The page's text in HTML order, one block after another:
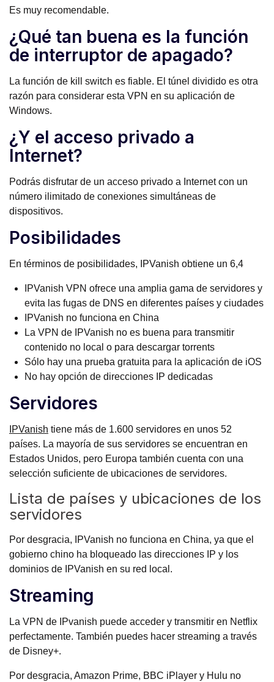
Es muy recomendable.
¿Qué tan buena es la función
de interruptor de apagado?
La función de kill switch es fiable. El túnel dividido es otra
razón para considerar esta VPN en su aplicación de
Windows.
¿Y el acceso privado a
Internet?
Podrás disfrutar de un acceso privado a Internet con un
número ilimitado de conexiones simultáneas de
dispositivos.
Posibilidades
En términos de posibilidades, IPVanish obtiene un 6,4
IPVanish VPN ofrece una amplia gama de servidores y
evita las fugas de DNS en diferentes países y ciudades
IPVanish no funciona en China
La VPN de IPVanish no es buena para transmitir
contenido no local o para descargar torrents
Sólo hay una prueba gratuita para la aplicación de iOS
No hay opción de direcciones IP dedicadas
Servidores
IPVanish tiene más de 1.600 servidores en unos 52
países. La mayoría de sus servidores se encuentran en
Estados Unidos, pero Europa también cuenta con una
selección suficiente de ubicaciones de servidores.
Lista de países y ubicaciones de los
servidores
Por desgracia, IPVanish no funciona en China, ya que el
gobierno chino ha bloqueado las direcciones IP y los
dominios de IPVanish en su red local.
Streaming
La VPN de IPvanish puede acceder y transmitir en Netflix
perfectamente. También puedes hacer streaming a través
de Disney+.
Por desgracia, Amazon Prime, BBC iPlayer y Hulu no